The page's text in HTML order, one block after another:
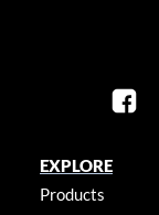
EXPLORE
Products